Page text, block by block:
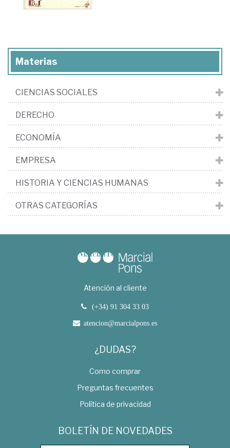
Materias
CIENCIAS SOCIALES
DERECHO
ECONOMÍA
EMPRESA
HISTORIA Y CIENCIAS HUMANAS
OTRAS CATEGORÍAS
Atención al cliente
(+34) 91 304 33 03
atencion@marcialpons.es
¿DUDAS?
Como comprar
Preguntas frecuentes
Política de privacidad
BOLETÍN DE NOVEDADES